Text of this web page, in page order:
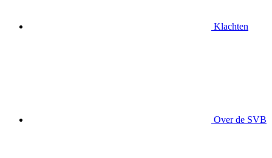
Klachten
Over de SVB